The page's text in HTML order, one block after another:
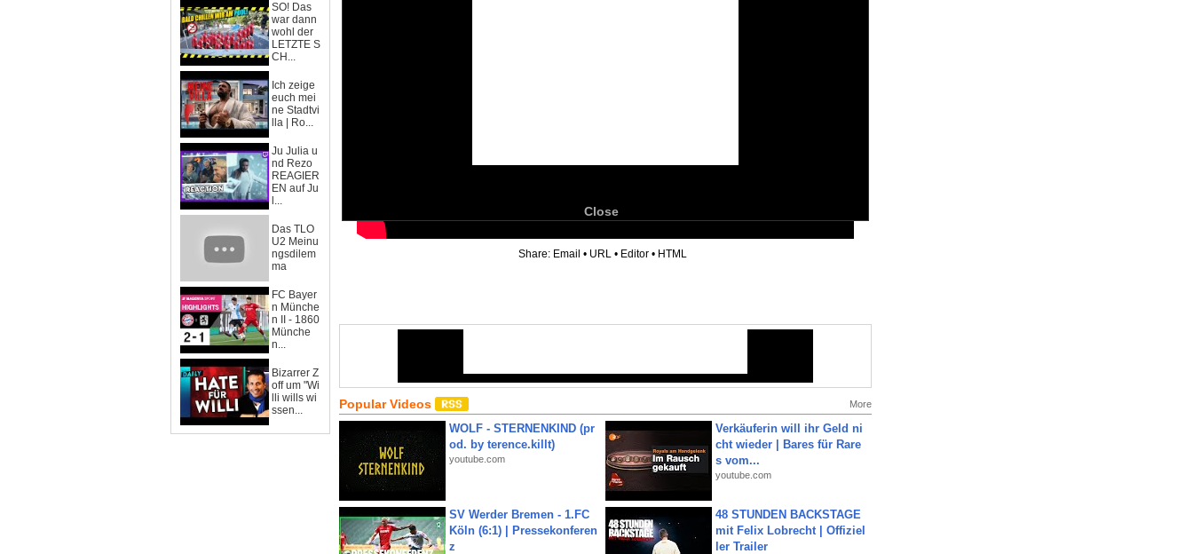
SO! Das
war dann
wohl der
LETZTE S
CH...
Ich zeige
euch mei
ne Stadtvi
lla | Ro...
Ju Julia u
nd Rezo
REAGIER
EN auf Ju
l...
Das TLO
U2 Meinu
ngsdilem
ma
FC Bayer
n Münche
n II - 1860
Münche
n...
Bizarrer Z
off um "Wi
lli wills wi
ssen...
Close
Share: Email • URL • Editor • HTML
Popular Videos More
WOLF - STERNENKIND (pr
od. by terence.killt)
youtube.com
Verkäuferin will ihr Geld ni
cht wieder | Bares für Rare
s vom...
youtube.com
SV Werder Bremen - 1.FC
Köln (6:1) | Pressekonferen
z
48 STUNDEN BACKSTAGE
mit Felix Lobrecht | Offiziel
ler Trailer